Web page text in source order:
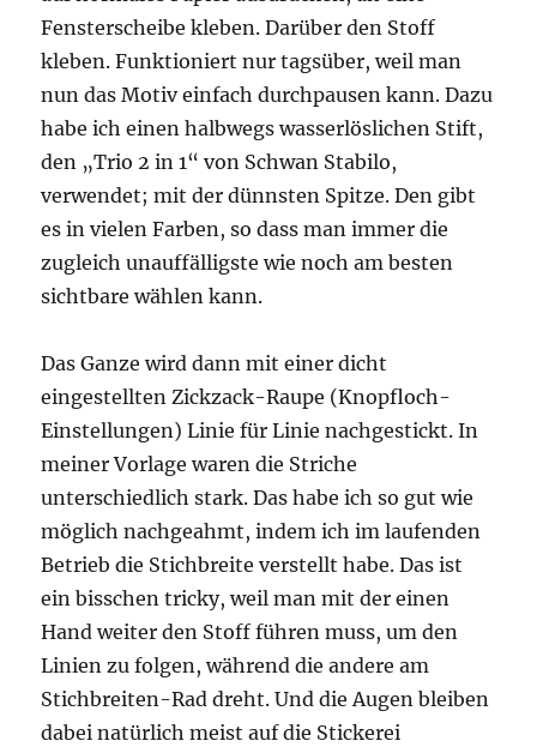
Fensterscheibe kleben. Darüber den Stoff
kleben. Funktioniert nur tagsüber, weil man
nun das Motiv einfach durchpausen kann. Dazu
habe ich einen halbwegs wasserlöslichen Stift,
den „Trio 2 in 1“ von Schwan Stabilo,
verwendet; mit der dünnsten Spitze. Den gibt
es in vielen Farben, so dass man immer die
zugleich unauffälligste wie noch am besten
sichtbare wählen kann.
Das Ganze wird dann mit einer dicht
eingestellten Zickzack-Raupe (Knopfloch-
Einstellungen) Linie für Linie nachgestickt. In
meiner Vorlage waren die Striche
unterschiedlich stark. Das habe ich so gut wie
möglich nachgeahmt, indem ich im laufenden
Betrieb die Stichbreite verstellt habe. Das ist
ein bisschen tricky, weil man mit der einen
Hand weiter den Stoff führen muss, um den
Linien zu folgen, während die andere am
Stichbreiten-Rad dreht. Und die Augen bleiben
dabei natürlich meist auf die Stickerei